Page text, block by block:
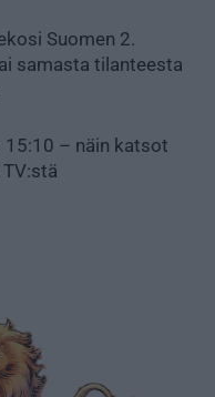
Suomen 2.
samasta tilanteesta
15:10 – näin katsot